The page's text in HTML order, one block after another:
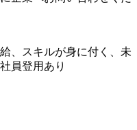
、スキルが身に付く、未
員登用あり